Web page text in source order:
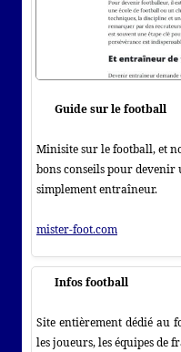
Guide sur le football
Minisite sur le football, et
bons conseils pour
simplement entraîneur.
mister-foot.com
Infos football
Site entièrement dédié au
les joueurs, les équipes de